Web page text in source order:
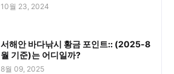
10월 23, 2024
서해안 바다낚시 황금 포인트:: (2025-8
월 기준)는 어디일까?
8월 09, 2025